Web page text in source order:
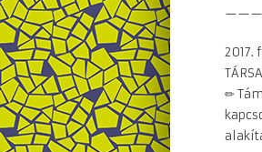
2017.
✏